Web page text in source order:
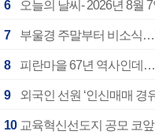
6 오늘의 날씨- 2026년 8월 7
7 부울경 주말부터 비소식
8 피란마을 67년 역사인데
9 외국인 선원 ‘인신매매
10 교육혁신선도지 공모 코